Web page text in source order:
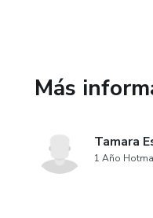
Más
Tamara
1 Año